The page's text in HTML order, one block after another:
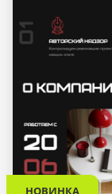
НОВИНКА